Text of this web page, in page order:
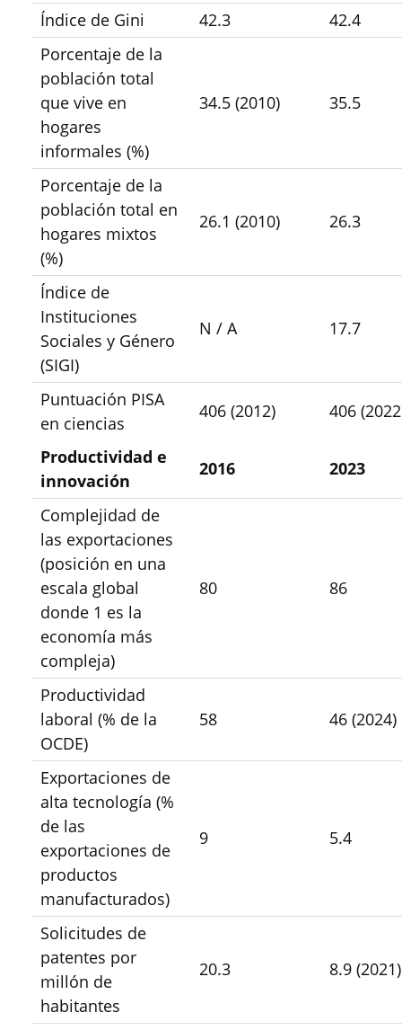
Índice de Gini 42.3
42.4
Porcentaje de la
población total
que vive en
hogares
informales (%)
34.5 (2010) 35.5
Porcentaje de la
población total en
hogares mixtos
(%)
26.1 (2010) 26.3
Índice de
Instituciones
Sociales y Género
(SIGI)
N / A 17.7
Puntuación PISA
en ciencias
406 (2012) 406
Productividad e
innovación
2016 2023
Complejidad de
las exportaciones
(posición en una
escala global
donde 1 es la
economía más
compleja)
80 86
Productividad
laboral (% de la
OCDE)
58 46 (2024)
Exportaciones de
alta tecnología (%
de las
exportaciones de
productos
manufacturados)
9 5.4
Solicitudes de
patentes por
millón de
habitantes
20.3 8.9 (2021)